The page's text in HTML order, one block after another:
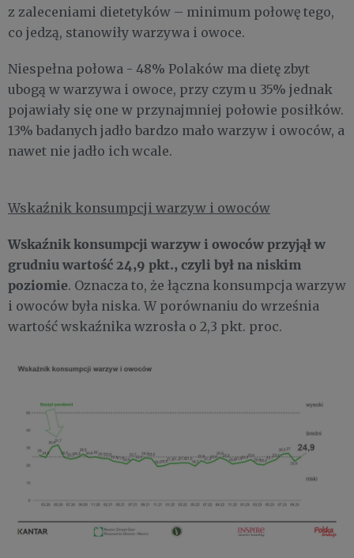
z zaleceniami dietetyków – minimum połowę tego,
co jedzą, stanowiły warzywa i owoce.
Niespełna połowa - 48% Polaków ma dietę zbyt
ubogą w warzywa i owoce, przy czym u 35% jednak
pojawiały się one w przynajmniej połowie posiłków.
13% badanych jadło bardzo mało warzyw i owoców, a
nawet nie jadło ich wcale.
Wskaźnik konsumpcji warzyw i owoców
Wskaźnik konsumpcji warzyw i owoców przyjął w
grudniu wartość 24,9 pkt., czyli był na niskim
poziomie. Oznacza to, że łączna konsumpcja warzyw
i owoców była niska. W porównaniu do września
wartość wskaźnika wzrosła o 2,3 pkt. proc.